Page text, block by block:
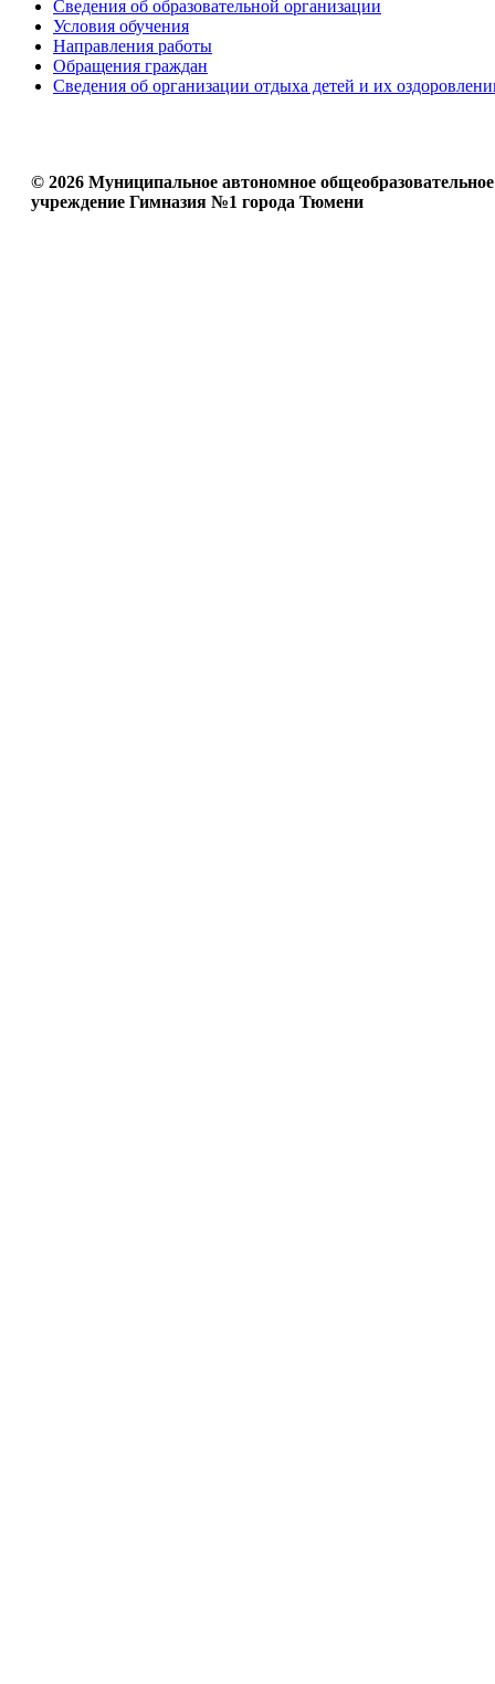
Сведения об образовательной организации
Условия обучения
Направления работы
Обращения граждан
Сведения об организации отдыха детей и их
© 2026 Муниципальное автономное общеобразовательное
учреждение Гимназия №1 города Тюмени